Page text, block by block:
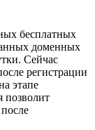
бесплатных
доменных
Сейчас
регистрации
этапе
позволит